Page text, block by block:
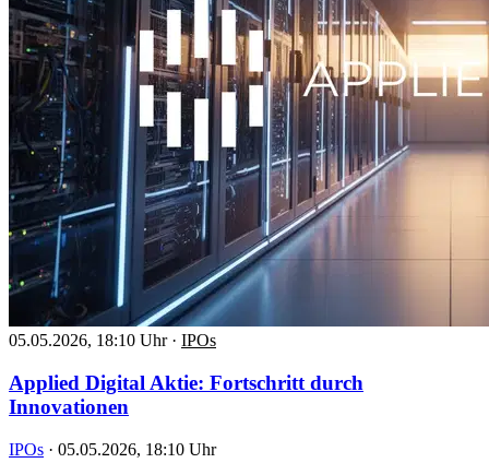
05.05.2026, 18:10 Uhr · IPOs
Applied Digital Aktie: Fortschritt durch
Innovationen
IPOs · 05.05.2026, 18:10 Uhr